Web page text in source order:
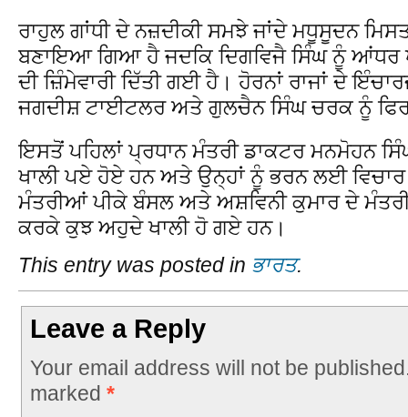
ਰਾਹੁਲ ਗਾਂਧੀ ਦੇ ਨਜ਼ਦੀਕੀ ਸਮਝੇ ਜਾਂਦੇ ਮਧੂਸੂਦਨ
ਬਣਾਇਆ ਗਿਆ ਹੈ ਜਦਕਿ ਦਿਗਵਿਜੈ ਸਿੰਘ ਨੂੰ
ਦੀ ਜ਼ਿੰਮੇਵਾਰੀ ਦਿੱਤੀ ਗਈ ਹੈ। ਹੋਰਨਾਂ ਰਾਜਾਂ ਦੇ
ਜਗਦੀਸ਼ ਟਾਈਟਲਰ ਅਤੇ ਗੁਲਚੈਨ ਸਿੰਘ ਚਰਕ ਨੂੰ
ਇਸਤੋਂ ਪਹਿਲਾਂ ਪ੍ਰਧਾਨ ਮੰਤਰੀ ਡਾਕਟਰ ਮਨਮੋਹਨ
ਖਾਲੀ ਪਏ ਹੋਏ ਹਨ ਅਤੇ ਉਨ੍ਹਾਂ ਨੂੰ ਭਰਨ ਲਈ ਵਿਚਾਰ
ਮੰਤਰੀਆਂ ਪੀਕੇ ਬੰਸਲ ਅਤੇ ਅਸ਼ਵਿਨੀ ਕੁਮਾਰ ਦੇ
ਕਰਕੇ ਕੁਝ ਅਹੁਦੇ ਖਾਲੀ ਹੋ ਗਏ ਹਨ।
This entry was posted in ਭਾਰਤ.
Leave a Reply
Your email address will not be
marked *